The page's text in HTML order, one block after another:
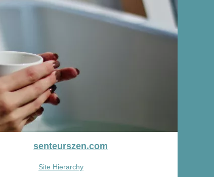
senteurszen.com
Site Hierarchy